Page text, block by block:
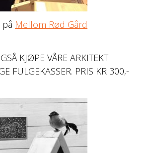
Mellom Rød Gård
KJØPE VÅRE ARKITEKT
FULGEKASSER. PRIS KR 300,-